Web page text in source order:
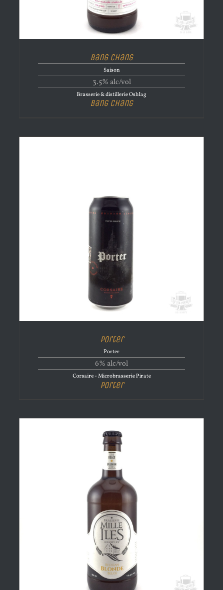
Bang Chang
Saison
3.5% alc/vol
Brasserie & distillerie Oshlag
Bang Chang
Porter
Porter
6% alc/vol
Corsaire - Microbrasserie Pirate
Porter